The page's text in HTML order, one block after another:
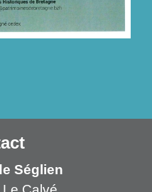
Séglien